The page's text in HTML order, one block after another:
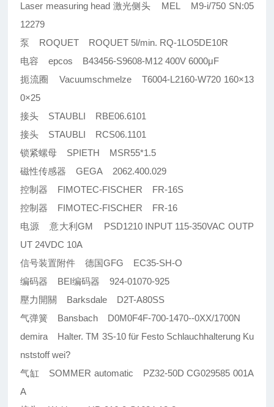
Laser measuring head 激光侧头 MEL M9-i/750 SN:05
12279
泵 ROQUET ROQUET 5l/min. RQ-1LO5DE10R
电容 epcos B43456-S9608-M12 400V 6000μF
扼流圈 Vacuumschmelze T6004-L2160-W720 160×13
0×25
接头 STAUBLI RBE06.6101
接头 STAUBLI RCS06.1101
锁紧螺母 SPIETH MSR55*1.5
磁性传感器 GEGA 2062.400.029
控制器 FIMOTEC-FISCHER FR-16S
控制器 FIMOTEC-FISCHER FR-16
电源 意大利GM PSD1210 INPUT 115-350VAC OUTP
UT 24VDC 10A
信号装置附件 德国GFG EC35-SH-O
编码器 BEI编码器 924-01070-925
壓力開關 Barksdale D2T-A80SS
气弹簧 Bansbach D0M0F4F-700-1470--0XX/1700N
demira Halter. TM 3S-10 für Festo Schlauchhalterung Ku
nststoff wei?
气缸 SOMMER automatic PZ32-50D CG029585 001A
A